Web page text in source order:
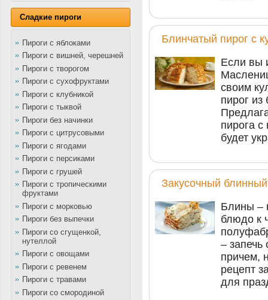
Сладкие пироги
Пироги с яблоками
Пироги с вишней, черешней
Пироги с творогом
Пироги с сухофруктами
Пироги с клубникой
Пироги с тыквой
Пироги без начинки
Пироги с цитрусовыми
Пироги с ягодами
Пироги с персиками
Пироги с грушей
Пироги с тропическими
фруктами
Пироги с морковью
Пироги без выпечки
Пироги со сгущенкой,
нутеллой
Пироги с овощами
Пироги с ревенем
Пироги с травами
Пироги со смородиной
Блинчатый пирог с
Если вы
своим
пирог из
пирога
будет
Закусочный
Блины –
блюдо к
– запечь
причем,
рецепт
для